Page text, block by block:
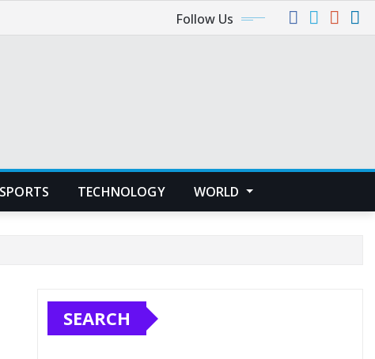
Follow Us
SPORTS TECHNOLOGY WORLD
SEARCH